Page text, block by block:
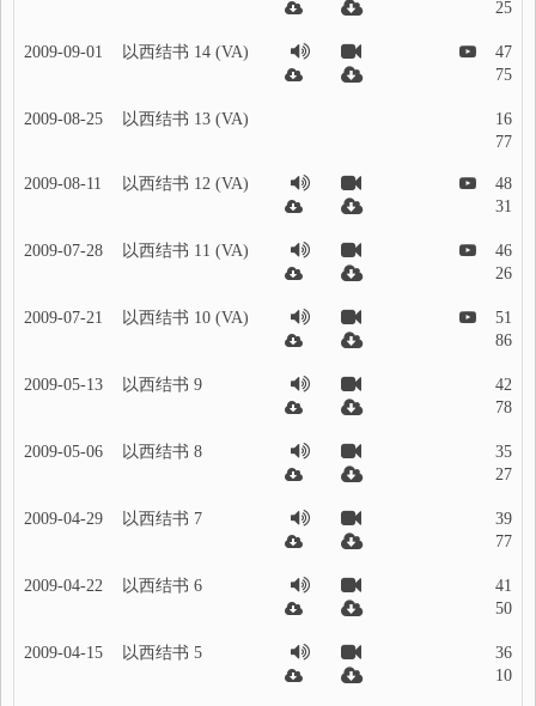
25
2009-09-01 以西结书 14 (VA)
47
75
2009-08-25 以西结书 13 (VA)
16
77
2009-08-11 以西结书 12 (VA)
48
31
2009-07-28 以西结书 11 (VA)
46
26
2009-07-21 以西结书 10 (VA)
51
86
2009-05-13 以西结书 9
42
78
2009-05-06 以西结书 8
35
27
2009-04-29 以西结书 7
39
77
2009-04-22 以西结书 6
41
50
2009-04-15 以西结书 5
36
10